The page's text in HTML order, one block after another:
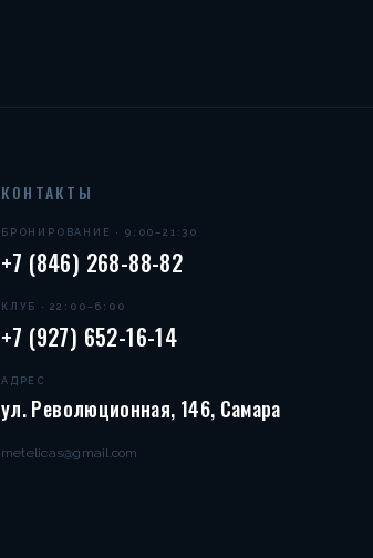
КОНТАКТЫ
БРОНИРОВАНИЕ · 9:00–21:30
+7 (846) 268-88-82
КЛУБ · 22:00–6:00
+7 (927) 652-16-14
АДРЕС
ул. Революционная, 146, Самара
metelicas@gmail.com